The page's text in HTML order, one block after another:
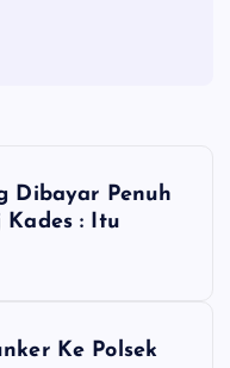
Dibayar Penuh
Kades : Itu
Ke Polsek